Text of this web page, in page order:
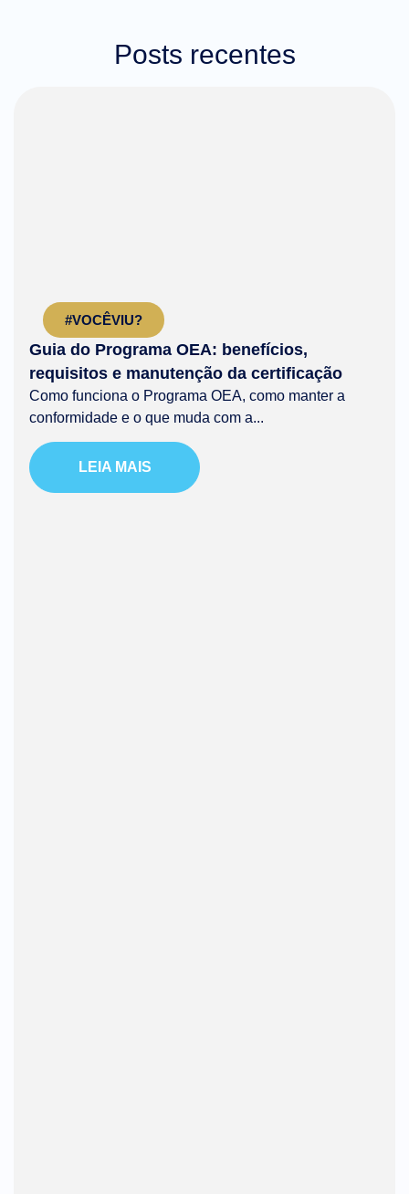
Posts recentes
#VOCÊVIU?
Guia do Programa OEA: benefícios,
requisitos e manutenção da certificação
Como funciona o Programa OEA, como manter a
conformidade e o que muda com a...
LEIA MAIS